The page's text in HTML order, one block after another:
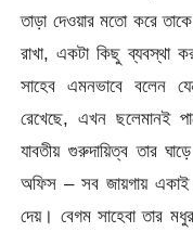
তাড়া দেওয়ার মতো করে
রাখা, একটা কিছু ব্যবস্থা
সাহেব এমনভাবে বলেন
রেখেছে, এখন ছলেমানই
যাবতীয় গুরুদায়িত্ব তার
অফিস – সব জায়গায় একাই
দেয়। বেগম সাহেবা তার